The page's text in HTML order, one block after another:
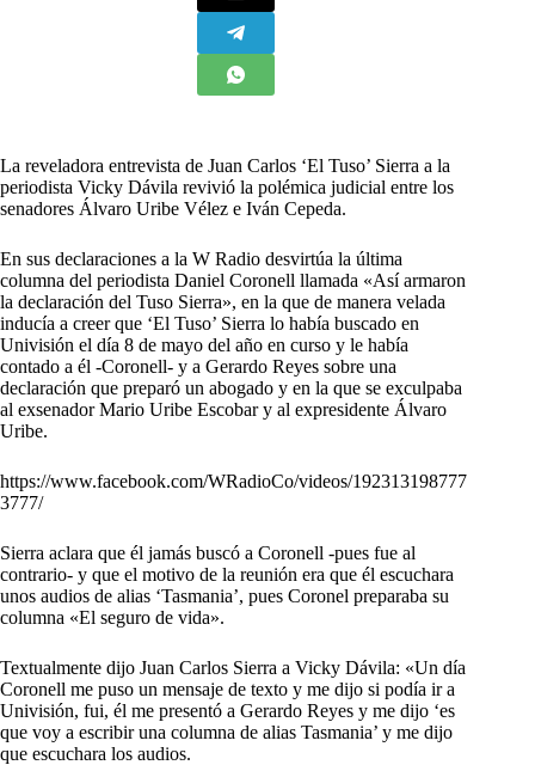
La reveladora entrevista de Juan Carlos ‘El Tuso’ Sierra a la
periodista Vicky Dávila revivió la polémica judicial entre los
senadores Álvaro Uribe Vélez e Iván Cepeda.
En sus declaraciones a la W Radio desvirtúa la última
columna del periodista Daniel Coronell llamada «Así armaron
la declaración del Tuso Sierra», en la que de manera velada
inducía a creer que ‘El Tuso’ Sierra lo había buscado en
Univisión el día 8 de mayo del año en curso y le había
contado a él -Coronell- y a Gerardo Reyes sobre una
declaración que preparó un abogado y en la que se exculpaba
al exsenador Mario Uribe Escobar y al expresidente Álvaro
Uribe.
https://www.facebook.com/WRadioCo/videos/192313198777
3777/
Sierra aclara que él jamás buscó a Coronell -pues fue al
contrario- y que el motivo de la reunión era que él escuchara
unos audios de alias ‘Tasmania’, pues Coronel preparaba su
columna «El seguro de vida».
Textualmente dijo Juan Carlos Sierra a Vicky Dávila: «Un día
Coronell me puso un mensaje de texto y me dijo si podía ir a
Univisión, fui, él me presentó a Gerardo Reyes y me dijo ‘es
que voy a escribir una columna de alias Tasmania’ y me dijo
que escuchara los audios.